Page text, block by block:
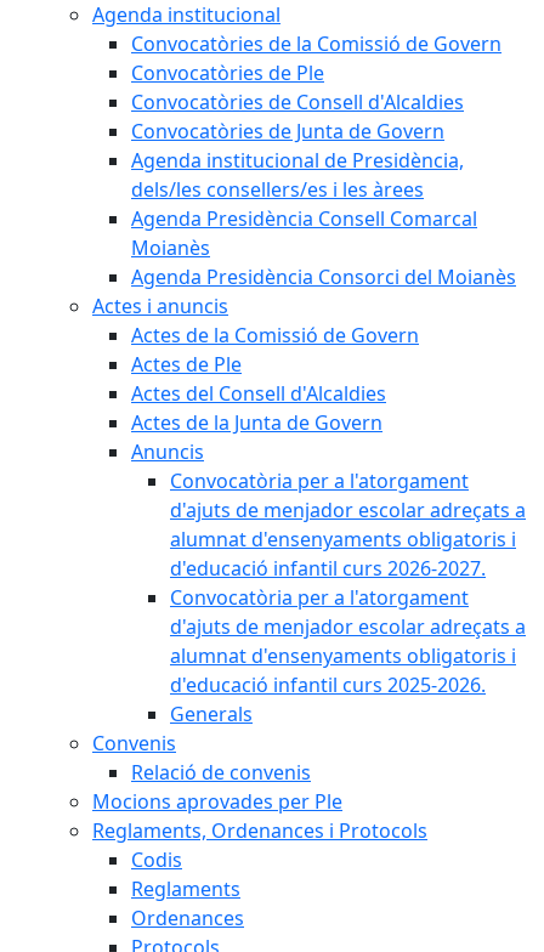
Agenda institucional
Convocatòries de la Comissió de Govern
Convocatòries de Ple
Convocatòries de Consell d'Alcaldies
Convocatòries de Junta de Govern
Agenda institucional de Presidència,
dels/les consellers/es i les àrees
Agenda Presidència Consell Comarcal
Moianès
Agenda Presidència Consorci del Moianès
Actes i anuncis
Actes de la Comissió de Govern
Actes de Ple
Actes del Consell d'Alcaldies
Actes de la Junta de Govern
Anuncis
Convocatòria per a l'atorgament
d'ajuts de menjador escolar adreçats a
alumnat d'ensenyaments obligatoris i
d'educació infantil curs 2026-2027.
Convocatòria per a l'atorgament
d'ajuts de menjador escolar adreçats a
alumnat d'ensenyaments obligatoris i
d'educació infantil curs 2025-2026.
Generals
Convenis
Relació de convenis
Mocions aprovades per Ple
Reglaments, Ordenances i Protocols
Codis
Reglaments
Ordenances